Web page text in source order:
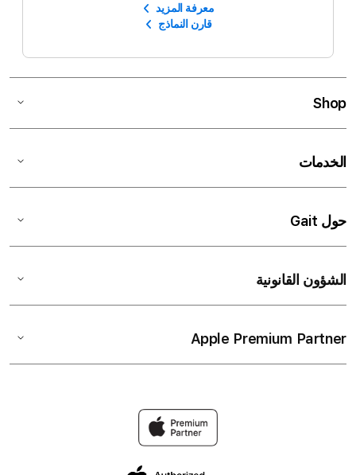
معرفة المزيد
قارن النماذج
Shop
الخدمات
حول Gait
الشؤون القانونية
Apple Premium Partner